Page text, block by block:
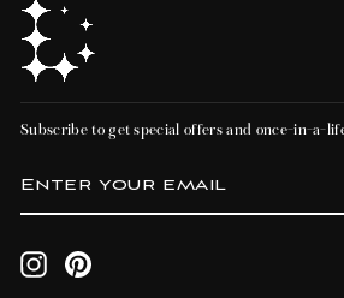
Subscribe to get special offers and once-in-a-
YOUR
InstagramPinterest